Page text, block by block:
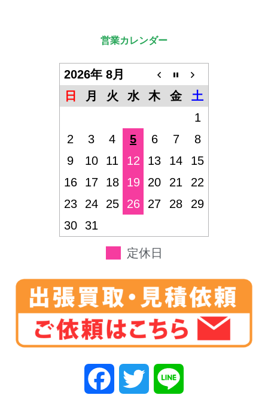
営業カレンダー
2026年 8月
日
月 火 水 木 金
土
1
2
3 4 5 6 7
8
9
10 11 12 13 14
15
16
17 18 19 20 21
22
23
24 25 26 27 28
29
30
31
定休日